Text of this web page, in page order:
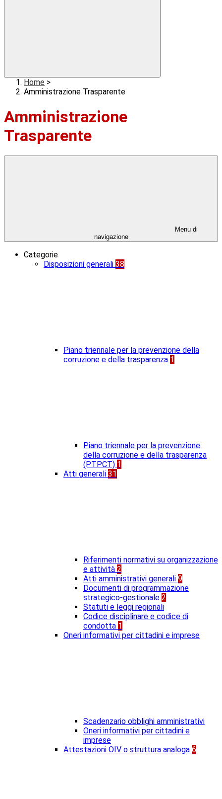
Home >
Amministrazione Trasparente
Amministrazione
Trasparente
Menu di
navigazione
Categorie
Disposizioni generali 38
Piano triennale per la prevenzione della
corruzione e della trasparenza 1
Piano triennale per la prevenzione
della corruzione e della trasparenza
(PTPCT) 1
Atti generali 31
Riferimenti normativi su organizzazione
e attività 2
Atti amministrativi generali 9
Documenti di programmazione
strategico-gestionale 2
Statuti e leggi regionali
Codice disciplinare e codice di
condotta 1
Oneri informativi per cittadini e imprese
Scadenzario obblighi amministrativi
Oneri informativi per cittadini e
imprese
Attestazioni OIV o struttura analoga 6